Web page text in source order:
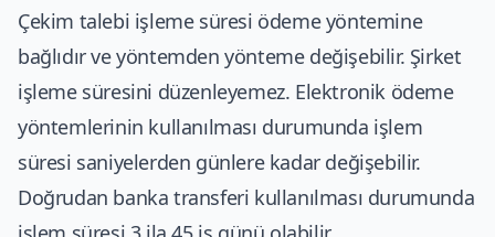
Çekim talebi işleme süresi ödeme yöntemine
bağlıdır ve yöntemden yönteme değişebilir. Şirket
işleme süresini düzenleyemez. Elektronik ödeme
yöntemlerinin kullanılması durumunda işlem
süresi saniyelerden günlere kadar değişebilir.
Doğrudan banka transferi kullanılması durumunda